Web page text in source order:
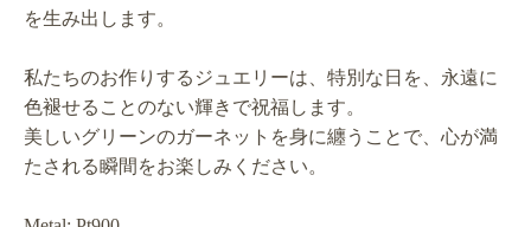
を生み出します。
私たちのお作りするジュエリーは、特別な日を、永遠に
色褪せることのない輝きで祝福します。
美しいグリーンのガーネットを身に纏うことで、心が満
たされる瞬間をお楽しみください。